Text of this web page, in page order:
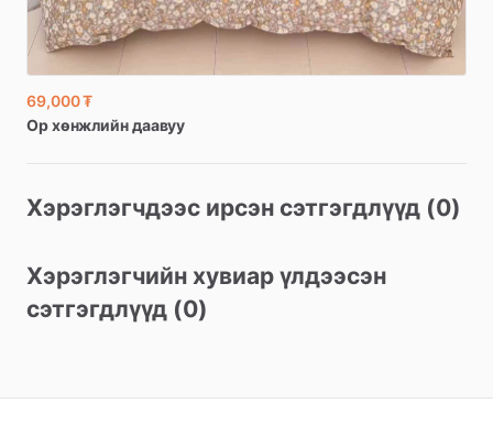
69,000 ₮
Орхөнжлийндаавуу
Хэрэглэгчдээс ирсэн сэтгэгдлүүд (0)
Хэрэглэгчийн хувиар үлдээсэн
сэтгэгдлүүд (0)